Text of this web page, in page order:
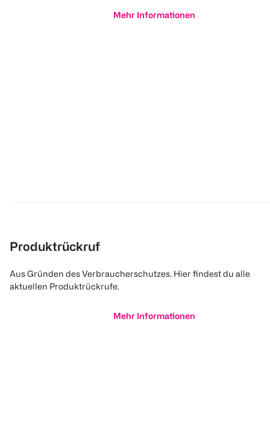
Mehr Informationen
Produktrückruf
Aus Gründen des Verbraucherschutzes. Hier findest du alle
aktuellen Produktrückrufe.
Mehr Informationen